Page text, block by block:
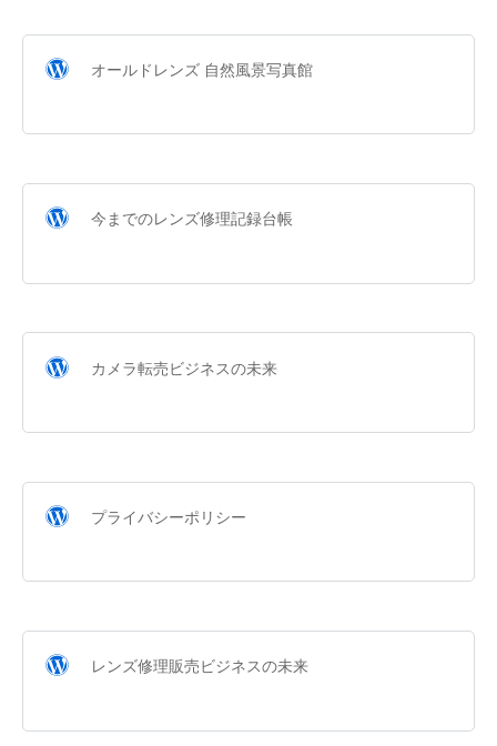
オールドレンズ 自然風景写真館
今までのレンズ修理記録台帳
カメラ転売ビジネスの未来
プライバシーポリシー
レンズ修理販売ビジネスの未来